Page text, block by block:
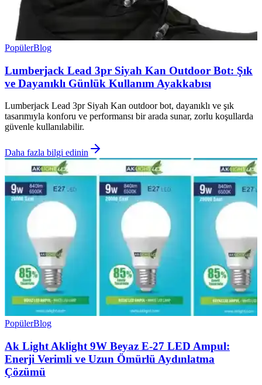
PopülerBlog
Lumberjack Lead 3pr Siyah Kan Outdoor Bot: Şık
ve Dayanıklı Günlük Kullanım Ayakkabısı
Lumberjack Lead 3pr Siyah Kan outdoor bot, dayanıklı ve şık
tasarımıyla konforu ve performansı bir arada sunar, zorlu koşullarda
güvenle kullanılabilir.
Daha fazla bilgi edinin
PopülerBlog
Ak Light Aklight 9W Beyaz E-27 LED Ampul:
Enerji Verimli ve Uzun Ömürlü Aydınlatma
Çözümü